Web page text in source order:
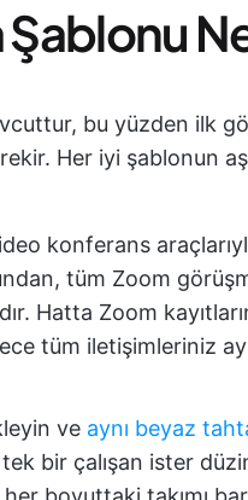
Şablonu
bu yüzden ilk
Her iyi şablonun
konferans
tüm Zoom
Hatta Zoom
tüm iletişimleriniz
ve aynı beyaz
bir çalışan ister